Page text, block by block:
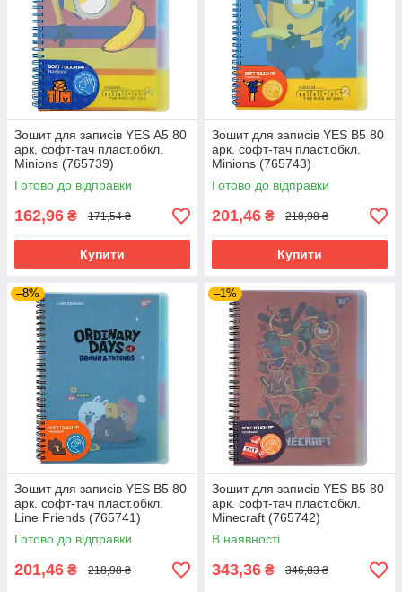
Зошит для записів YES А5 80
арк. софт-тач пласт.обкл.
Minions (765739)
Готово до відправки
162,96 ₴ 171,54 ₴
Купити
Зошит для записів YES В5 80
арк. софт-тач пласт.обкл.
Minions (765743)
Готово до відправки
201,46 ₴ 218,98 ₴
Купити
–8%
Зошит для записів YES В5 80
арк. софт-тач пласт.обкл.
Line Friends (765741)
Готово до відправки
201,46 ₴ 218,98 ₴
–1%
Зошит для записів YES В5 80
арк. софт-тач пласт.обкл.
Minecraft (765742)
В наявності
343,36 ₴ 346,83 ₴